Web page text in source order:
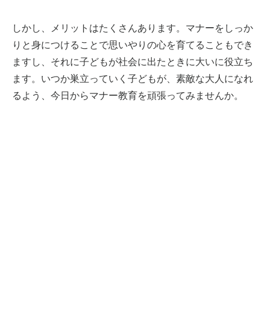
しかし、メリットはたくさんあります。マナーをしっか
りと身につけることで思いやりの心を育てることもでき
ますし、それに子どもが社会に出たときに大いに役立ち
ます。いつか巣立っていく子どもが、素敵な大人になれ
るよう、今日からマナー教育を頑張ってみませんか。